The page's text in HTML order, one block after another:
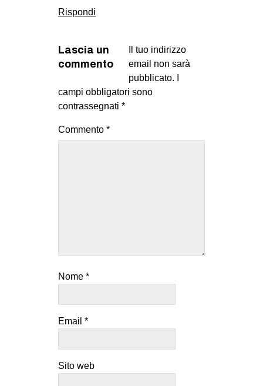
Rispondi
Lascia un
commento
Il tuo indirizzo
email non sarà
pubblicato.
campi obbligatori sono
contrassegnati *
Commento *
Nome *
Email *
Sito web